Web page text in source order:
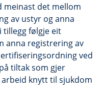
meinast det mellom
av ustyr og anna
tillegg følgje eit
anna registrering av
ved
tiltak som gjer
knytt til sjukdom